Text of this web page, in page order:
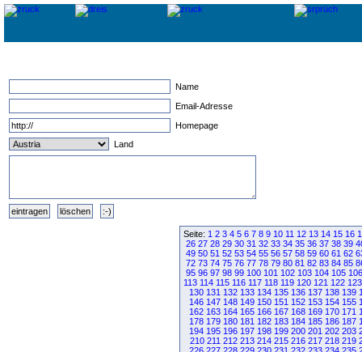
Name
Email-Adresse
Homepage
Land
Seite: 1 2 3 4 5 6 7 8 9 10 11 12 13 14 15 16
26 27 28 29 30 31 32 33 34 35 36 37 38 39
49 50 51 52 53 54 55 56 57 58 59 60 61 62
72 73 74 75 76 77 78 79 80 81 82 83 84 85
95 96 97 98 99 100 101 102 103 104 105 106
113 114 115 116 117 118 119 120 121 122 123
130 131 132 133 134 135 136 137 138 139
146 147 148 149 150 151 152 153 154 155
162 163 164 165 166 167 168 169 170 171
178 179 180 181 182 183 184 185 186 187
194 195 196 197 198 199 200 201 202 203
210 211 212 213 214 215 216 217 218 219